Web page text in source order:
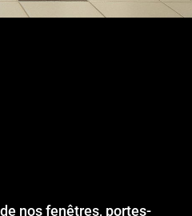
nos fenêtres, portes-